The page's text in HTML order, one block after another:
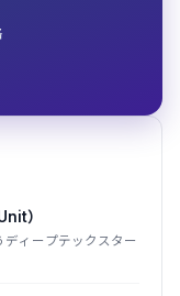
）
ィープテックスター